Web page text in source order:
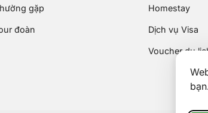
gặp
đoàn
Homestay
Dịch vụ Visa
Voucher du